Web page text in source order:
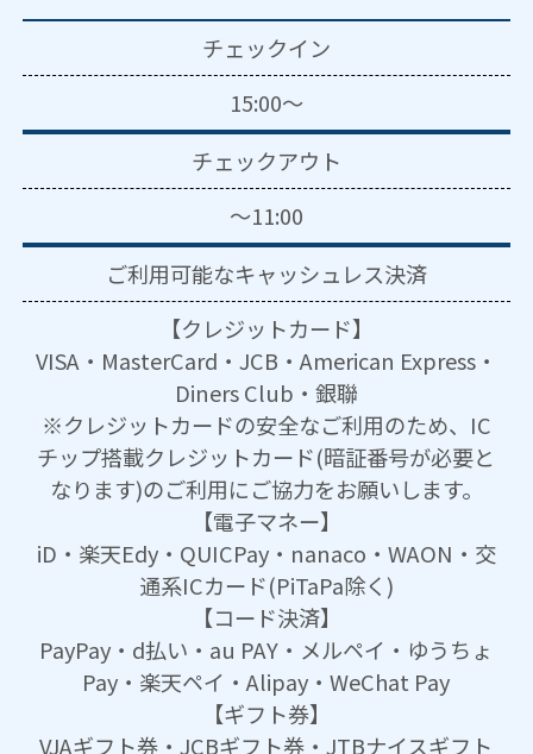
チェックイン
15:00～
チェックアウト
～11:00
ご利用可能なキャッシュレス決済
【クレジットカード】
VISA・MasterCard・JCB・American Express・
Diners Club・銀聯
※クレジットカードの安全なご利用のため、IC
チップ搭載クレジットカード(暗証番号が必要と
なります)のご利用にご協力をお願いします。
【電子マネー】
iD・楽天Edy・QUICPay・nanaco・WAON・交
通系ICカード(PiTaPa除く)
【コード決済】
PayPay・d払い・au PAY・メルペイ・ゆうちょ
Pay・楽天ペイ・Alipay・WeChat Pay
【ギフト券】
VJAギフト券・JCBギフト券・JTBナイスギフト